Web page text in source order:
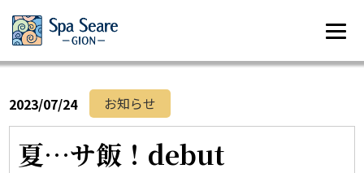
2023/07/24 お知らせ
夏…サ飯！debut